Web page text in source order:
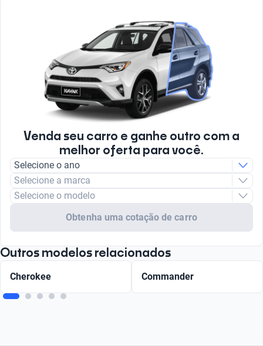
Venda seu carro e ganhe outro com a
melhor oferta para você.
Selecione o ano
Selecione a marca
Selecione o modelo
Obtenha uma cotação de carro
Outros modelos relacionados
Cherokee Commander